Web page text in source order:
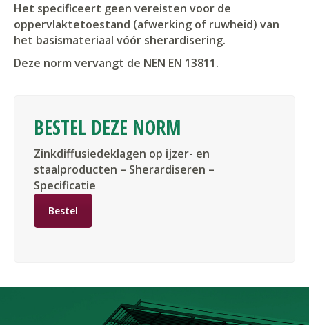
Het specificeert geen vereisten voor de
oppervlaktetoestand (afwerking of ruwheid) van
het basismateriaal vóór sherardisering.
Deze norm vervangt de NEN EN 13811.
BESTEL DEZE NORM
Zinkdiffusiedeklagen op ijzer- en
staalproducten – Sherardiseren –
Specificatie
Bestel